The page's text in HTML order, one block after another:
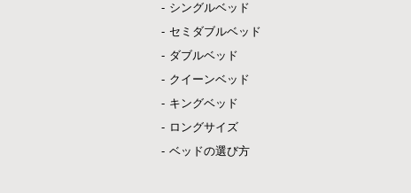
シングルベッド
セミダブルベッド
ダブルベッド
クイーンベッド
キングベッド
ロングサイズ
ベッドの選び方